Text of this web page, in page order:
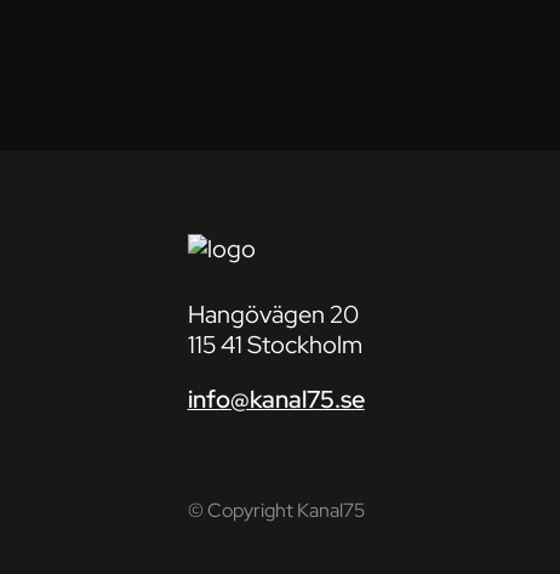
Hangövägen 20
115 41 Stockholm
info@kanal75.se
© Copyright Kanal75